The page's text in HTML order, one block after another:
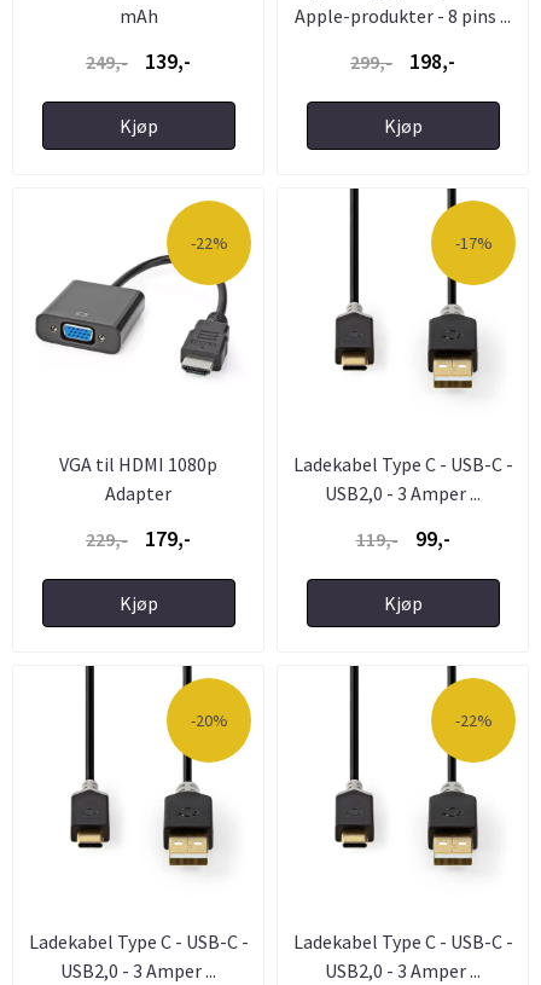
mAh
249,-
139,-
Kjøp
Apple-produkter - 8 pins ...
299,-
198,-
Kjøp
-22%
VGA til HDMI 1080p
Adapter
229,-
179,-
Kjøp
-17%
Ladekabel Type C - USB-C -
USB2,0 - 3 Amper ...
119,-
99,-
Kjøp
-20%
Ladekabel Type C - USB-C -
USB2,0 - 3 Amper ...
-22%
Ladekabel Type C - USB-C -
USB2,0 - 3 Amper ...